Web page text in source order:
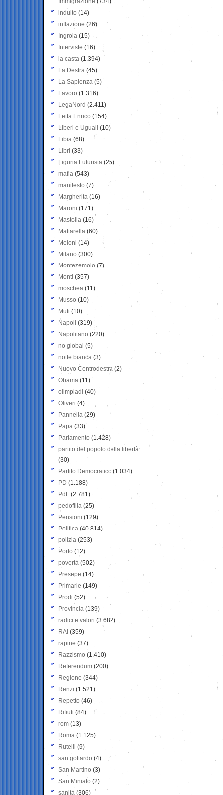
Immigrazione (734)
indulto (14)
inflazione (26)
Ingroia (15)
Interviste (16)
la casta (1.394)
La Destra (45)
La Sapienza (5)
Lavoro (1.316)
LegaNord (2.411)
Letta Enrico (154)
Liberi e Uguali (10)
Libia (68)
Libri (33)
Liguria Futurista (25)
mafia (543)
manifesto (7)
Margherita (16)
Maroni (171)
Mastella (16)
Mattarella (60)
Meloni (14)
Milano (300)
Montezemolo (7)
Monti (357)
moschea (11)
Musso (10)
Muti (10)
Napoli (319)
Napolitano (220)
no global (5)
notte bianca (3)
Nuovo Centrodestra (2)
Obama (11)
olimpiadi (40)
Oliveri (4)
Pannella (29)
Papa (33)
Parlamento (1.428)
partito del popolo della libertà
(30)
Partito Democratico (1.034)
PD (1.188)
PdL (2.781)
pedofilia (25)
Pensioni (129)
Politica (40.814)
polizia (253)
Porto (12)
povertà (502)
Presepe (14)
Primarie (149)
Prodi (52)
Provincia (139)
radici e valori (3.682)
RAI (359)
rapine (37)
Razzismo (1.410)
Referendum (200)
Regione (344)
Renzi (1.521)
Repetto (46)
Rifiuti (84)
rom (13)
Roma (1.125)
Rutelli (9)
san gottardo (4)
San Martino (3)
San Miniato (2)
sanità (306)